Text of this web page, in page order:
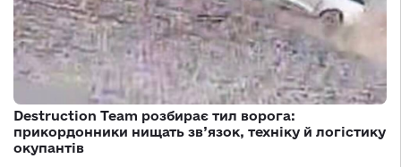
Destruction Team розбирає тил ворога:
прикордонники нищать зв’язок, техніку й логістику
окупантів